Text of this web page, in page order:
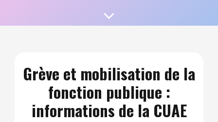
Grève et mobilisation de la
fonction publique :
informations de la CUAE